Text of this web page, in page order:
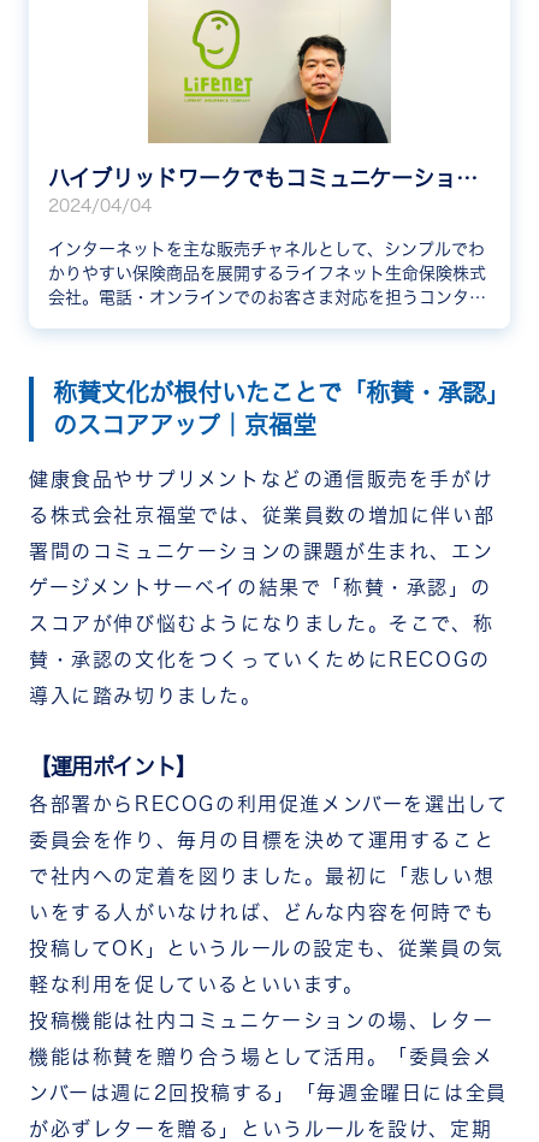
ハイブリッドワークでもコミュニケーションを促進する秘訣とは？
2024/04/04
インターネットを主な販売チャネルとして、シンプルでわ
かりやすい保険商品を展開するライフネット生命保険株式
会社。電話・オンラインでのお客さま対応を担うコンタク
工夫やハイブリットワークでもコミュニケーションが促進
する秘訣についてお伺いしました。
称賛文化が根付いたことで「称賛・承認」
のスコアアップ｜京福堂
健康食品やサプリメントなどの通信販売を手がけ
る株式会社京福堂では、従業員数の増加に伴い部
署間のコミュニケーションの課題が生まれ、エン
ゲージメントサーベイの結果で「称賛・承認」の
スコアが伸び悩むようになりました。そこで、称
賛・承認の文化をつくっていくためにRECOGの
導入に踏み切りました。
【運用ポイント】
各部署からRECOGの利用促進メンバーを選出して
委員会を作り、毎月の目標を決めて運用すること
で社内への定着を図りました。最初に「悲しい想
いをする人がいなければ、どんな内容を何時でも
投稿してOK」というルールの設定も、従業員の気
軽な利用を促しているといいます。
投稿機能は社内コミュニケーションの場、レター
機能は称賛を贈り合う場として活用。「委員会メ
ンバーは週に2回投稿する」「毎週金曜日には全員
が必ずレターを贈る」というルールを設け、定期